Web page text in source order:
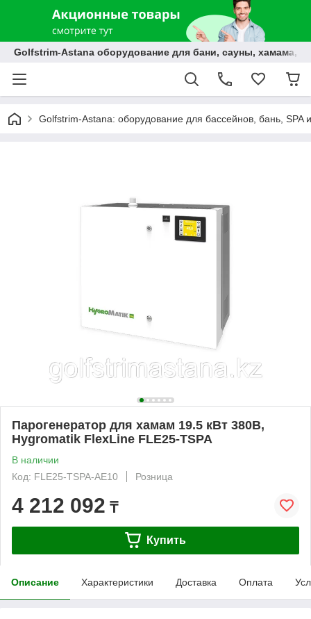
Golfstrim-Astana оборудование для бани, сауны, хамама,
Golfstrim-Astana: оборудование для бассейнов, бань, SPA
Парогенератор для хамам 19.5 кВт 380В,
Hygromatik FlexLine FLE25-TSPA
В наличии
Код: FLE25-TSPA-AE10
Розница
4 212 092 ₸
Купить
Описание Характеристики Доставка Оплата